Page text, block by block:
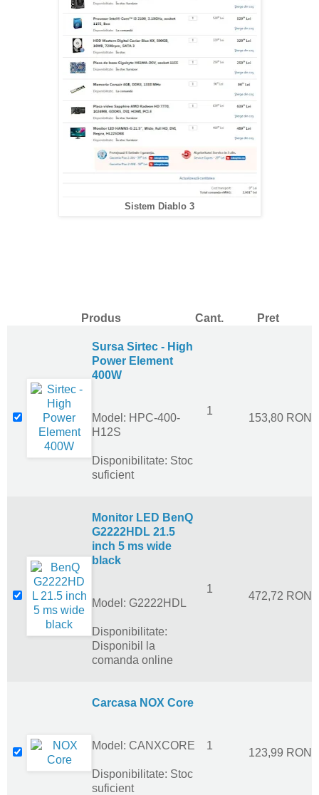
Sistem Diablo 3
Produs Cant. Pret
Sursa Sirtec - High
Power Element
400W
Model: HPC-400-
H12S
Disponibilitate: Stoc
suficient
1
153,80 RON
Monitor LED BenQ
G2222HDL 21.5
inch 5 ms wide
black
Model: G2222HDL
Disponibilitate:
Disponibil la
comanda online
1
472,72 RON
Carcasa NOX Core
Model: CANXCORE
Disponibilitate: Stoc
suficient
1
123,99 RON